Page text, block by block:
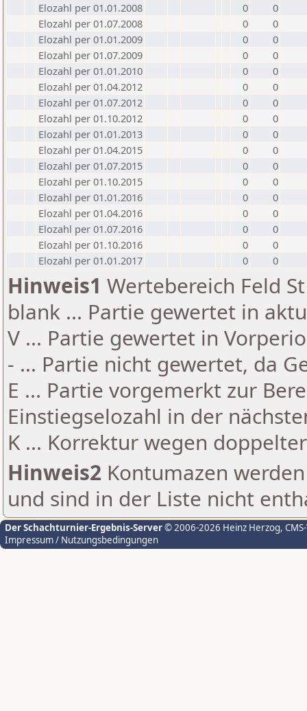
Elozahl per 01.01.2008
0
0
Elozahl per 01.07.2008
0
0
Elozahl per 01.01.2009
0
0
Elozahl per 01.07.2009
0
0
Elozahl per 01.01.2010
0
0
Elozahl per 01.04.2012
0
0
Elozahl per 01.07.2012
0
0
Elozahl per 01.10.2012
0
0
Elozahl per 01.01.2013
0
0
Elozahl per 01.04.2015
0
0
Elozahl per 01.07.2015
0
0
Elozahl per 01.10.2015
0
0
Elozahl per 01.01.2016
0
0
Elozahl per 01.04.2016
0
0
Elozahl per 01.07.2016
0
0
Elozahl per 01.10.2016
0
0
Elozahl per 01.01.2017
0 0
Hinweis1 Wertebereich Feld
blank ... Partie gewertet in
V ... Partie gewertet in
- ... Partie nicht gewertet, da
E ... Partie vorgemerkt zur
Einstiegselozahl in der
K ... Korrektur wegen
Hinweis2 Kontumazen
und sind in der Liste nicht
Der Schachturnier-Ergebnis-Server© 2006-2026 Heinz Herzog,
Impressum / Nutzungsbedingungen